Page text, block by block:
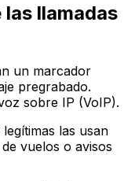
llamadas
un marcador
pregrabado.
sobre IP (VoIP).
las usan
vuelos o avisos